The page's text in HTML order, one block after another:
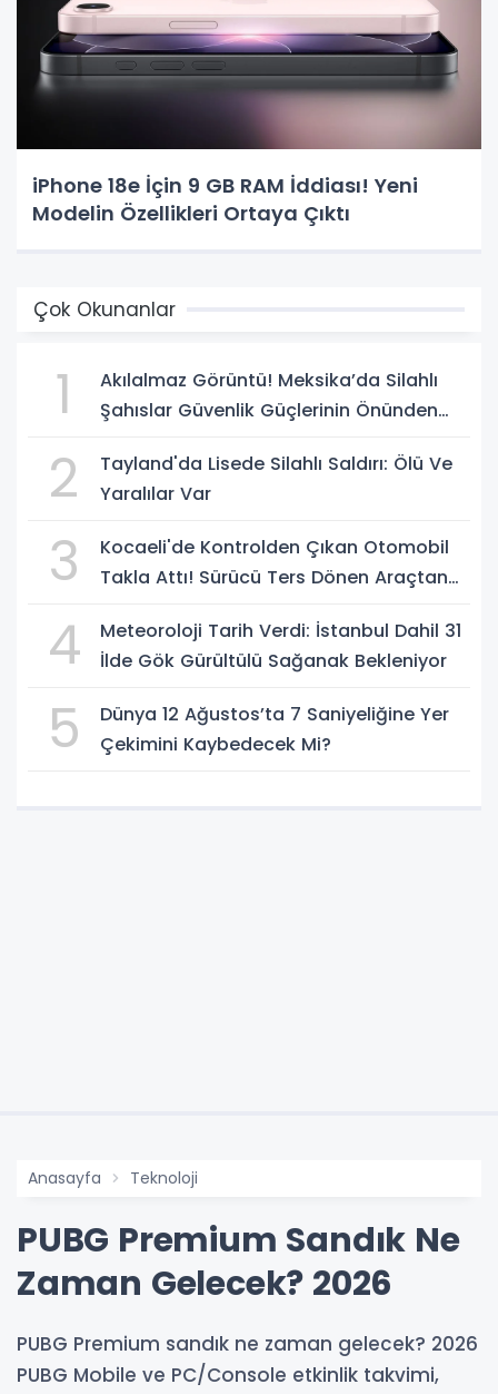
iPhone 18e İçin 9 GB RAM İddiası! Yeni
Modelin Özellikleri Ortaya Çıktı
Çok Okunanlar
1
Akılalmaz Görüntü! Meksika’da Silahlı
Şahıslar Güvenlik Güçlerinin Önünden
2
Tayland'da Lisede Silahlı Saldırı: Ölü Ve
Yaralılar Var
3
Kocaeli'de Kontrolden Çıkan Otomobil
Takla Attı! Sürücü Ters Dönen Araçtan
4
Meteoroloji Tarih Verdi: İstanbul Dahil 31
İlde Gök Gürültülü Sağanak Bekleniyor
5
Dünya 12 Ağustos’ta 7 Saniyeliğine Yer
Çekimini Kaybedecek Mi?
Anasayfa Teknoloji
PUBG Premium Sandık Ne
Zaman Gelecek? 2026
PUBG Premium sandık ne zaman gelecek? 2026
PUBG Mobile ve PC/Console etkinlik takvimi,